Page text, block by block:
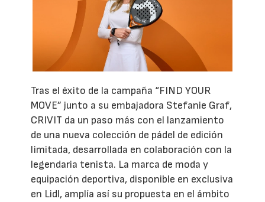
Tras el éxito de la campaña “FIND YOUR
MOVE” junto a su embajadora Stefanie Graf,
CRIVIT da un paso más con el lanzamiento
de una nueva colección de pádel de edición
limitada, desarrollada en colaboración con la
legendaria tenista. La marca de moda y
equipación deportiva, disponible en exclusiva
en Lidl, amplía así su propuesta en el ámbito